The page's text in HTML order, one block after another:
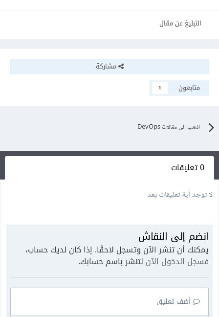
التبليغ عن مقال
مشاركة
متابعون
1
اذهب الى مقالات DevOps
0 تعليقات
لا توجد أية تعليقات بعد
انضم إلى النقاش
يمكنك أن تنشر الآن وتسجل لاحقًا. إذا كان لديك حساب،
فسجل الدخول الآن لتنشر باسم حسابك.
أضف تعليق